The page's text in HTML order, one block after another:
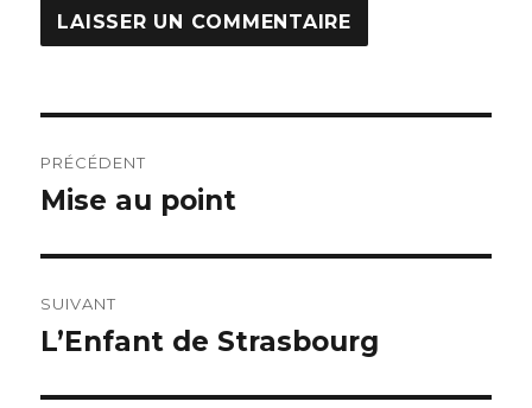
de
PRÉCÉDENT
Publication
Mise au point
SUIVANT
Publication
L’Enfant de Strasbourg